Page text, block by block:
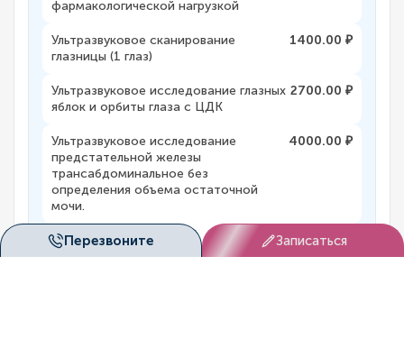
Перезвоните Записаться
фармакологической нагрузкой
Ультразвуковое сканирование
глазницы (1 глаз)
1400.00 ₽
Ультразвуковое исследование глазных
яблок и орбиты глаза с ЦДК
2700.00 ₽
Ультразвуковое исследование
предстательной железы
трансабдоминальное без
определения объема остаточной
мочи.
4000.00 ₽
Нейросонография 3200.00 ₽